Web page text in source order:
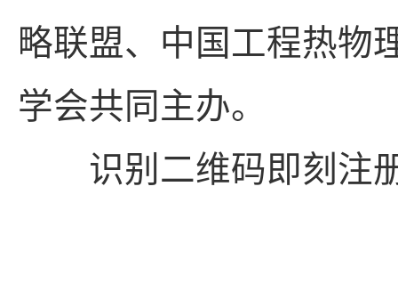
略联盟、中国工程热物
学会共同主办。
识别二维码即刻注